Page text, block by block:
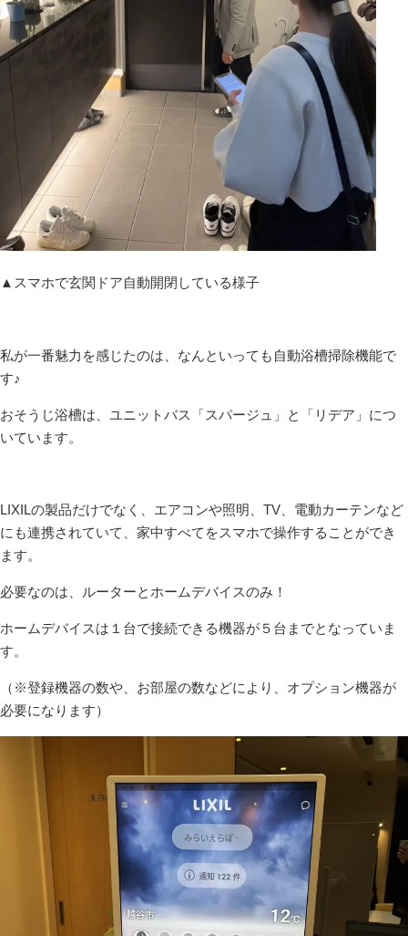
▲スマホで玄関ドア自動開閉している様子
私が一番魅力を感じたのは、なんといっても自動浴槽掃除機能で
す♪
おそうじ浴槽は、ユニットバス「スパージュ」と「リデア」につ
いています。
LIXILの製品だけでなく、エアコンや照明、TV、電動カーテンなど
にも連携されていて、家中すべてをスマホで操作することができ
ます。
必要なのは、ルーターとホームデバイスのみ！
ホームデバイスは１台で接続できる機器が５台までとなっていま
す。
（※登録機器の数や、お部屋の数などにより、オプション機器が
必要になります）